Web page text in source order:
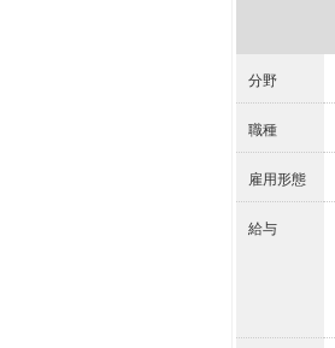
分野
職種
雇用形態
給与